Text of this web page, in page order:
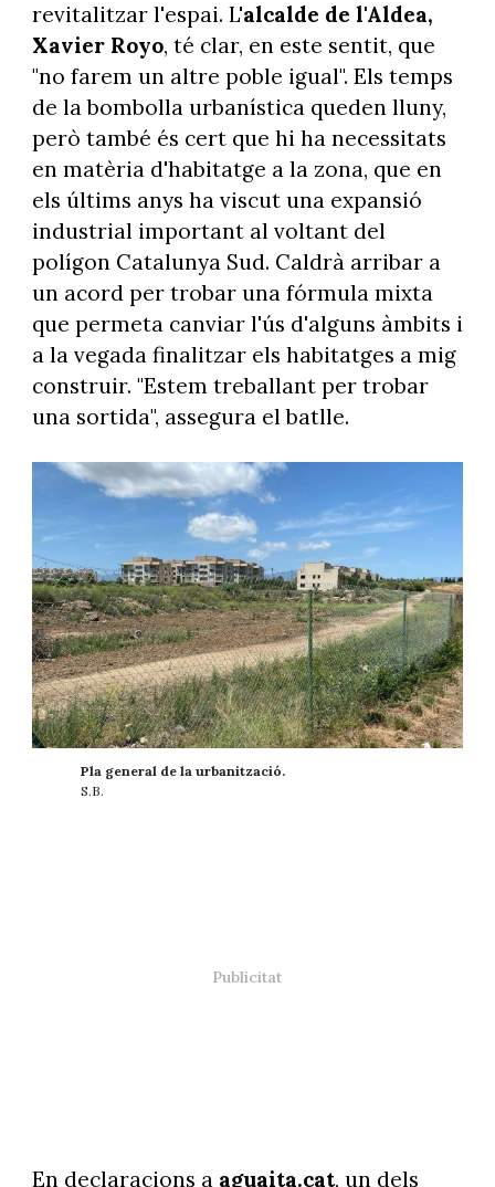
revitalitzar l'espai. L'alcalde de l'Aldea,
Xavier Royo, té clar, en este sentit, que
"no farem un altre poble igual". Els temps
de la bombolla urbanística queden lluny,
però també és cert que hi ha necessitats
en matèria d'habitatge a la zona, que en
els últims anys ha viscut una expansió
industrial important al voltant del
polígon Catalunya Sud. Caldrà arribar a
un acord per trobar una fórmula mixta
que permeta canviar l'ús d'alguns àmbits i
a la vegada finalitzar els habitatges a mig
construir. "Estem treballant per trobar
una sortida", assegura el batlle.
Pla general de la urbanització.
S.B.
En declaracions a aguaita.cat, un dels